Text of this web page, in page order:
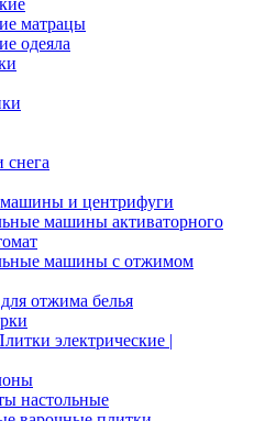
матрацы
одеяла
снега
и центрифуги
машины активаторного
машины с отжимом
отжима белья
электрические |
настольные